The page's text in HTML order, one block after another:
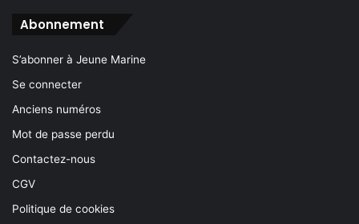
Abonnement
S’abonner à Jeune Marine
Se connecter
Anciens numéros
Mot de passe perdu
Contactez-nous
CGV
Politique de cookies